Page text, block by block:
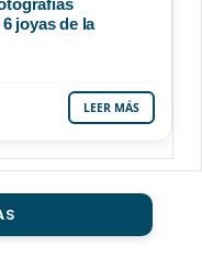
joyas de la
LEER MÁS